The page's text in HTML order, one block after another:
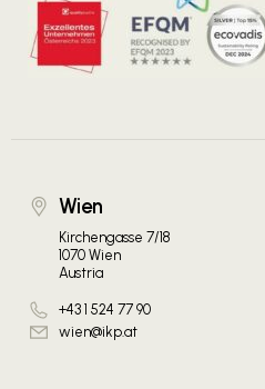
Wien
Kirchengasse 7/18
1070 Wien
Austria
+43 1 524 77 90
wien@ikp.at